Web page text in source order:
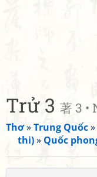
Trử 3 著 3 •
Thơ»Trung Quốc»
thi)» Quốc